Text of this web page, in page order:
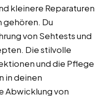
kleinere Reparaturen
gehören. Du
von Sehtests und
Die stilvolle
und die Pflege
in deinen
Abwicklung von